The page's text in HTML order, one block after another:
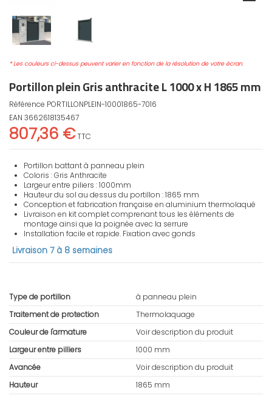
* Les couleurs ci-dessus peuvent varier en fonction de la résolution de votre écran.
Portillon plein Gris anthracite L 1000 x H 1865 mm
Référence PORTILLONPLEIN-10001865-7016
EAN 3662618135467
807,36 €TTC
Portillon battant à panneau plein
Coloris : Gris Anthracite
Largeur entre piliers : 1000mm
Hauteur du sol au dessus du portillon : 1865 mm
Conception et fabrication française en aluminium thermolaqué
Livraison en kit complet comprenant tous les éléments de
montage ainsi que la poignée avec la serrure
Installation facile et rapide. Fixation avec gonds
Livraison 7 à 8 semaines
Type de portillon
à panneau plein
Traitement de protection
Thermolaquage
Couleur de l'armature
Voir description du produit
Largeur entre pilliers
1000 mm
Avancée
Voir description du produit
Hauteur
1865 mm